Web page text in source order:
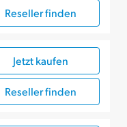
Reseller finden
Jetzt kaufen
Reseller finden